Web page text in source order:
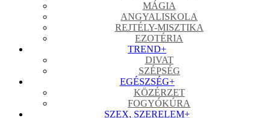
MÁGIA
ANGYALISKOLA
REJTÉLY-MISZTIKA
EZOTÉRIA
TREND+
DIVAT
SZÉPSÉG
EGÉSZSÉG+
KÖZÉRZET
FOGYÓKÚRA
SZEX, SZERELEM+